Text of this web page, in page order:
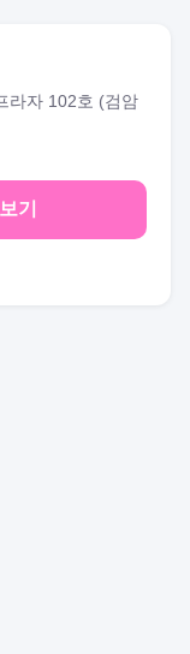
라자 102호 (검암
기